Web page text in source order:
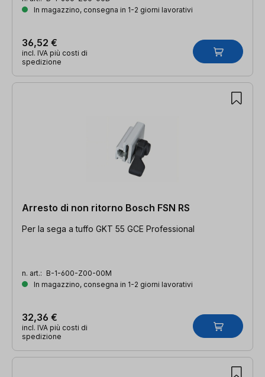
In magazzino, consegna in 1-2 giorni lavorativi
36,52 €
incl. IVA più costi di
spedizione
Arresto di non ritorno Bosch FSN RS
Per la sega a tuffo GKT 55 GCE Professional
n. art.: B-1-600-Z00-00M
In magazzino, consegna in 1-2 giorni lavorativi
32,36 €
incl. IVA più costi di
spedizione